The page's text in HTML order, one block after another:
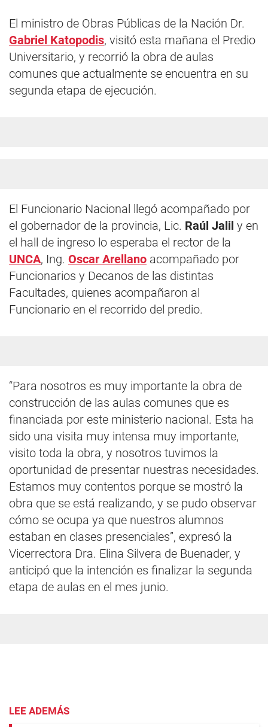
El ministro de Obras Públicas de la Nación Dr.
Gabriel Katopodis, visitó esta mañana el Predio
Universitario, y recorrió la obra de aulas
comunes que actualmente se encuentra en su
segunda etapa de ejecución.
El Funcionario Nacional llegó acompañado por
el gobernador de la provincia, Lic. Raúl Jalil y en
el hall de ingreso lo esperaba el rector de la
UNCA, Ing. Oscar Arellano acompañado por
Funcionarios y Decanos de las distintas
Facultades, quienes acompañaron al
Funcionario en el recorrido del predio.
“Para nosotros es muy importante la obra de
construcción de las aulas comunes que es
financiada por este ministerio nacional. Esta ha
sido una visita muy intensa muy importante,
visito toda la obra, y nosotros tuvimos la
oportunidad de presentar nuestras necesidades.
Estamos muy contentos porque se mostró la
obra que se está realizando, y se pudo observar
cómo se ocupa ya que nuestros alumnos
estaban en clases presenciales”, expresó la
Vicerrectora Dra. Elina Silvera de Buenader, y
anticipó que la intención es finalizar la segunda
etapa de aulas en el mes junio.
LEE ADEMÁS